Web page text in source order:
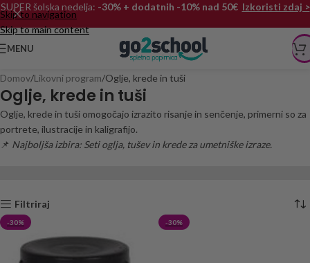
Skip to navigation
Skip to main content
SUPER šolska nedelja: -30% + dodatnih -10% nad 50€ Izkoristi zdaj >
MENU
Domov Likovni program Oglje, krede in tuši
Oglje, krede in tuši
Oglje, krede in tuši omogočajo izrazito risanje in senčenje, primerni so za
portrete, ilustracije in kaligrafijo.
📌 Najboljša izbira: Seti oglja, tušev in krede za umetniške izraze.
Filtriraj
-30% -30%